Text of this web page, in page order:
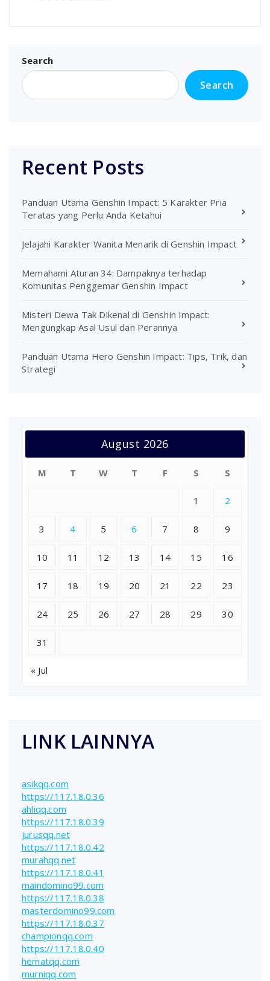
Search
Search
Recent Posts
Panduan Utama Genshin Impact: 5 Karakter Pria
Teratas yang Perlu Anda Ketahui
Jelajahi Karakter Wanita Menarik di Genshin Impact
Memahami Aturan 34: Dampaknya terhadap
Komunitas Penggemar Genshin Impact
Misteri Dewa Tak Dikenal di Genshin Impact:
Mengungkap Asal Usul dan Perannya
Panduan Utama Hero Genshin Impact: Tips, Trik, dan
Strategi
August 2026
M T W T F S S
1 2
3 4 5 6 7 8 9
10 11 12 13 14 15 16
17 18 19 20 21 22 23
24 25 26 27 28 29 30
31
« Jul
LINK LAINNYA
asikqq.com
https://117.18.0.36
ahliqq.com
https://117.18.0.39
jurusqq.net
https://117.18.0.42
murahqq.net
https://117.18.0.41
maindomino99.com
https://117.18.0.38
masterdomino99.com
https://117.18.0.37
championqq.com
https://117.18.0.40
hematqq.com
murniqq.com